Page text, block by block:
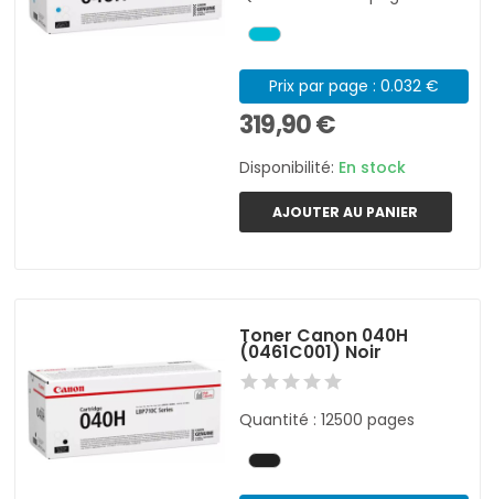
Prix par page : 0.032 €
319,90 €
Disponibilité: En stock
AJOUTER AU PANIER
Toner Canon 040H
(0461C001) Noir
Quantité : 12500 pages